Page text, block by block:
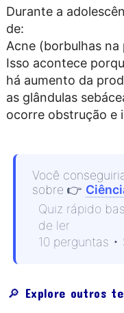
Durante a
de:
Acne (borbulhas na
Isso acontece
há aumento da
as glândulas
ocorre obstrução e
Você
sobre 👉
Quiz rápido
de ler
10 perguntas
🔎 Explore outros